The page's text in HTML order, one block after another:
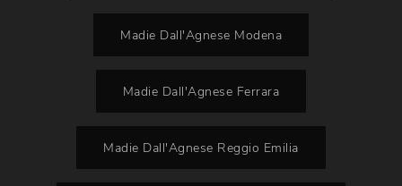
Madie Dall'Agnese Modena
Madie Dall'Agnese Ferrara
Madie Dall'Agnese Reggio Emilia